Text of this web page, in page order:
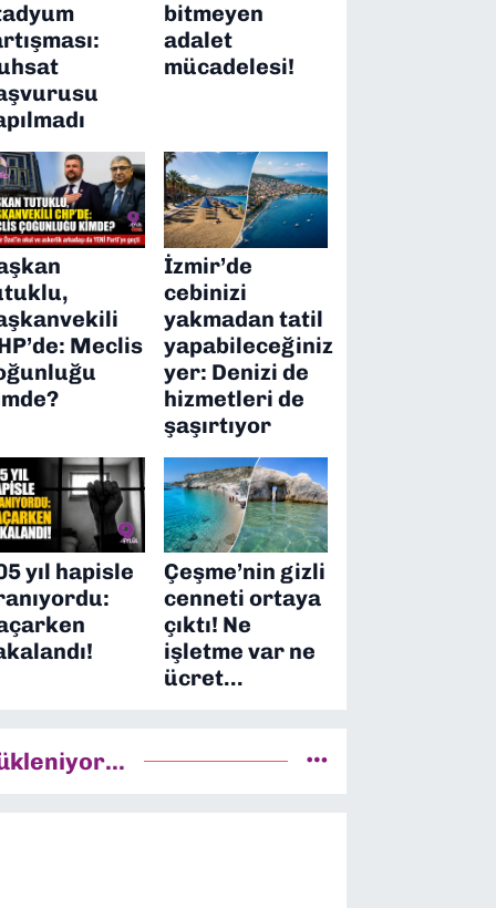
bitmeyen
adalet
mücadelesi!
Meclis
İzmir’de
cebinizi
yakmadan tatil
yapabileceğiniz
yer: Denizi de
hizmetleri de
şaşırtıyor
yıl hapisle
Çeşme’nin gizli
cenneti ortaya
çıktı! Ne
işletme var ne
ücret…